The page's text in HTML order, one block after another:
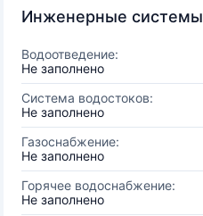
Инженерные системы
Водоотведение:
Не заполнено
Система водостоков:
Не заполнено
Газоснабжение:
Не заполнено
Горячее водоснабжение:
Не заполнено